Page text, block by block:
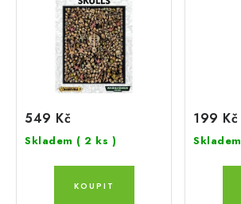
549 Kč
Skladem ( 2 ks )
199 Kč
Skladem